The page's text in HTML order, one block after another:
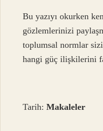
Bu yazıyı okurken
gözlemlerinizi
toplumsal normlar
hangi güç ilişkilerini
Tarih:Makaleler